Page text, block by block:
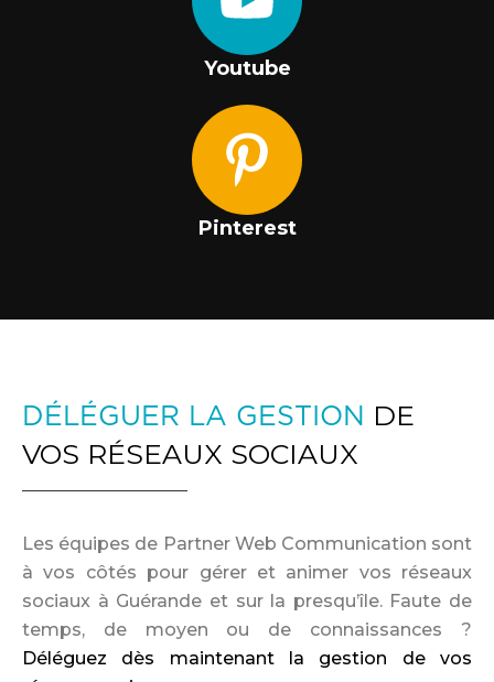
Youtube
Pinterest
DÉLÉGUER LA GESTION DE
VOS RÉSEAUX SOCIAUX
Les équipes de Partner Web Communication sont
à vos côtés pour gérer et animer vos réseaux
sociaux à Guérande et sur la presqu’île. Faute de
temps, de moyen ou de connaissances ?
Déléguez dès maintenant la gestion de vos